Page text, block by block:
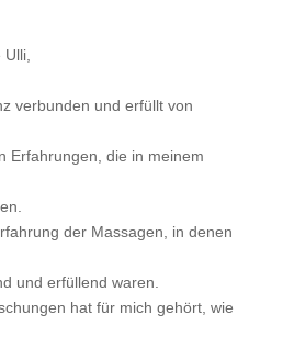
verbunden und erfüllt von
Erfahrungen, die in meinem
der Massagen, in denen
und erfüllend waren.
hat für mich gehört, wie